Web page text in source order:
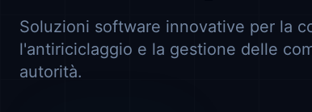
Soluzioni software innovative per la
l'antiriciclaggio e la gestione delle
autorità.